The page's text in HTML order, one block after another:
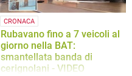
CRONACA
Rubavano fino a 7 veicoli al
giorno nella BAT:
smantellata banda di
cerignolani - VIDEO